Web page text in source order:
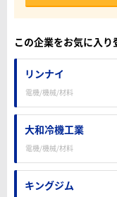
この企業をお気に入
リンナイ
電機/機械/材料
大和冷機工業
電機/機械/材料
キングジム